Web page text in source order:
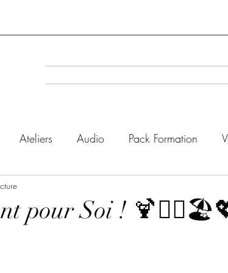
Ateliers Audio Pack Formation
pour Soi !